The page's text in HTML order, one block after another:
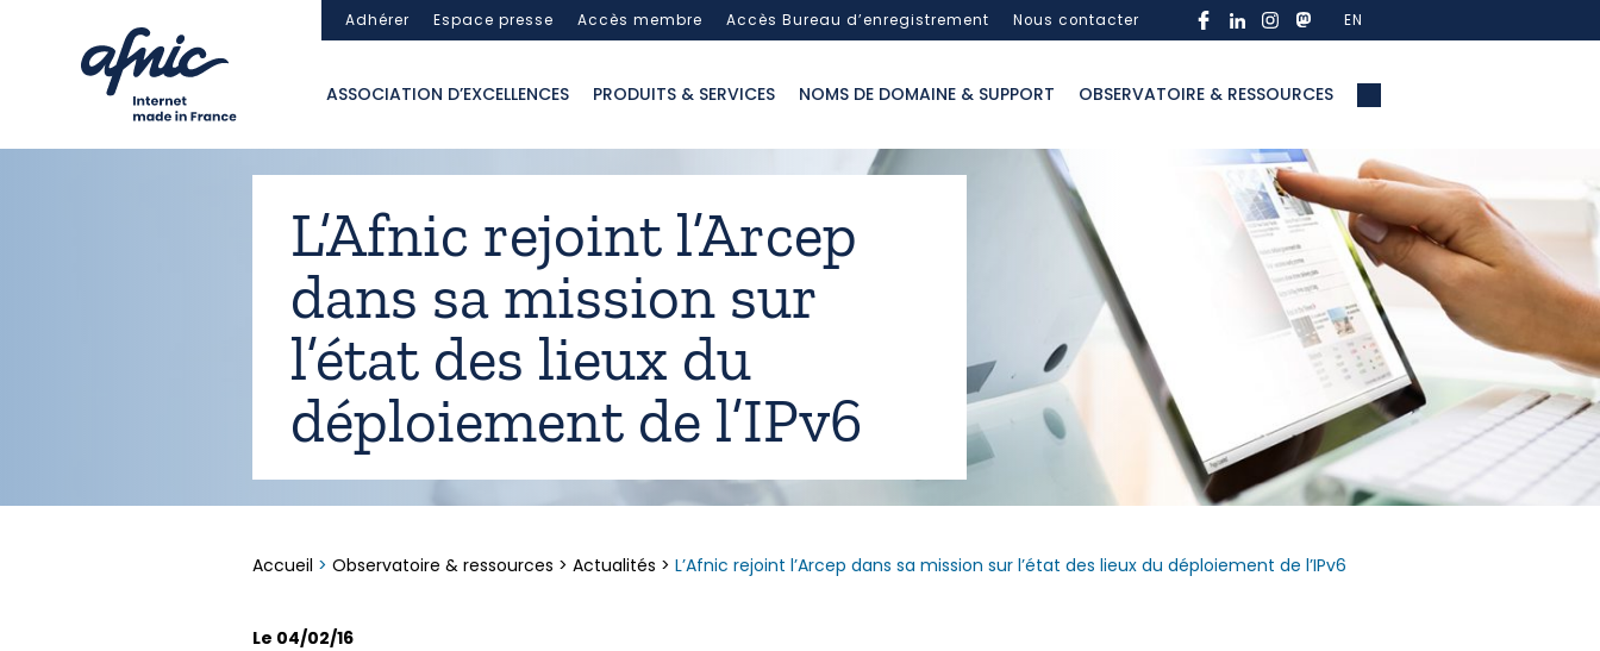
Adhérer Espace presse Accès membre Accès Bureau d’enregistrement Nous contacter EN
ASSOCIATION D’EXCELLENCES PRODUITS & SERVICES NOMS DE DOMAINE & SUPPORT OBSERVATOIRE & RESSOURCES
L’Afnic rejoint l’Arcep
dans sa mission sur
l’état des lieux du
déploiement de l’IPv6
Accueil > Observatoire & ressources > Actualités > L’Afnic rejoint l’Arcep dans sa mission sur l’état des lieux du déploiement de l’IPv6
Le 04/02/16